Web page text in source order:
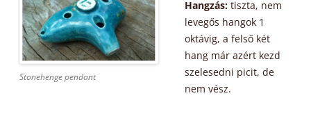
Stonehenge pendant
Hangzás: tiszta, nem
levegős hangok 1
oktávig, a felső két
hang már azért kezd
szelesedni picit, de
nem vész.